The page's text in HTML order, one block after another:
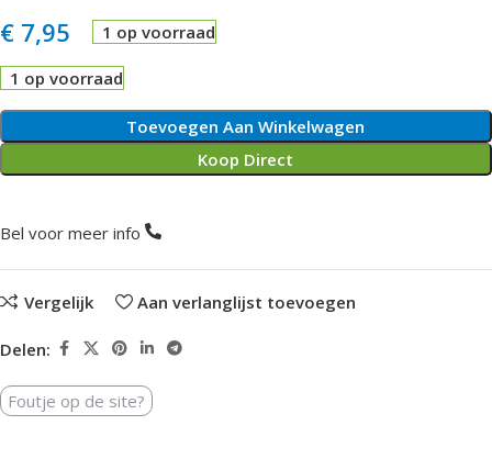
€ 7,95 1 op voorraad
1 op voorraad
Toevoegen Aan Winkelwagen
Koop Direct
Bel voor meer info
Vergelijk Aan verlanglijst toevoegen
Delen:
Foutje op de site?